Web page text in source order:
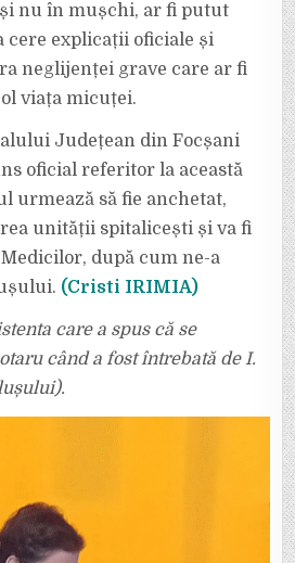
nu în mușchi, ar fi putut
cere explicații oficiale și
neglijenței grave care ar fi
viața micuței.
Județean din Focșani
oficial referitor la această
urmează să fie anchetat,
unității spitalicești și va fi
după cum ne-a
(Cristi IRIMIA)
care a spus că se
când a fost întrebată de I.